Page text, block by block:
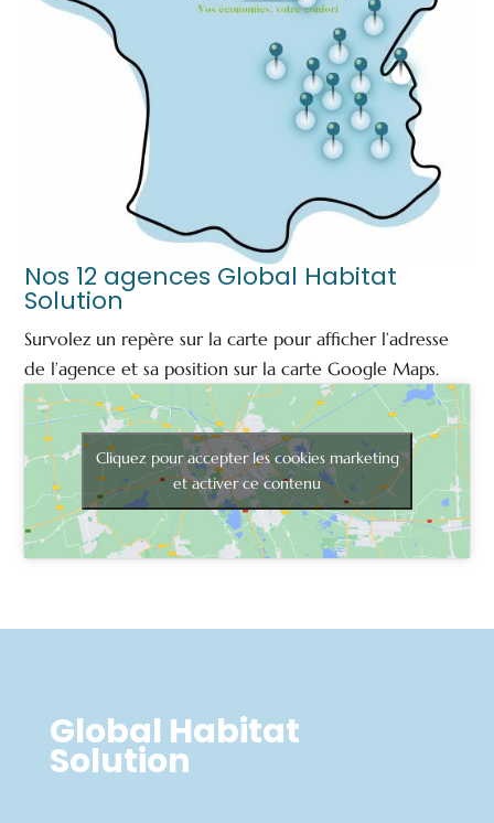
Nos 12 agences Global Habitat
Solution
Survolez un repère sur la carte pour afficher l’adresse
de l’agence et sa position sur la carte Google Maps.
Cliquez pour accepter les cookies marketing
et activer ce contenu
Global Habitat
Solution